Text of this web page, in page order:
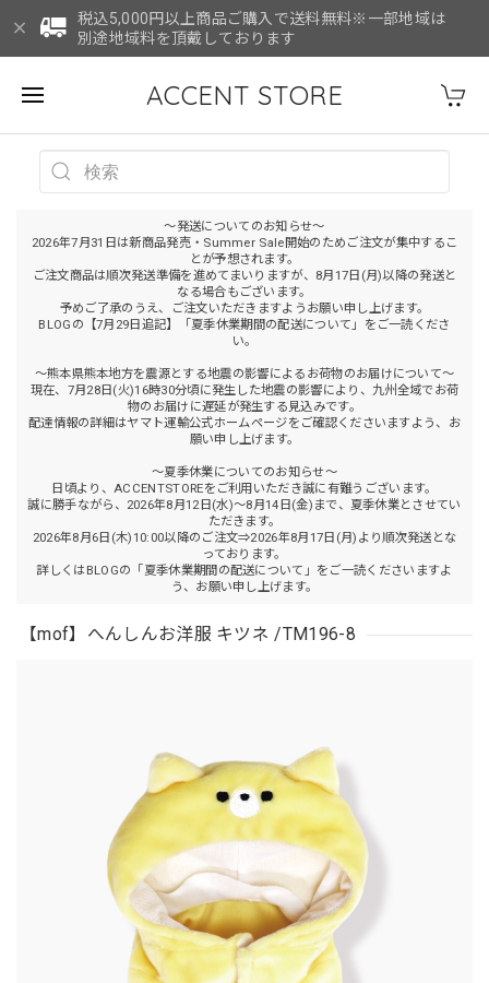
税込5,000円以上商品ご購入で送料無料※一部地域は
別途地域料を頂戴しております
ACCENT STORE
～発送についてのお知らせ～
2026年7月31日は新商品発売・Summer Sale開始のためご注文が集中するこ
とが予想されます。
ご注文商品は順次発送準備を進めてまいりますが、8月17日(月)以降の発送と
なる場合もございます。
予めご了承のうえ、ご注文いただきますようお願い申し上げます。
BLOGの【7月29日追記】「夏季休業期間の配送について」をご一読くださ
い。
～熊本県熊本地方を震源とする地震の影響によるお荷物のお届けについて～
現在、7月28日(火)16時30分頃に発生した地震の影響により、九州全域でお荷
物のお届けに遅延が発生する見込みです。
配達情報の詳細はヤマト運輸公式ホームページをご確認くださいますよう、お
願い申し上げます。
～夏季休業についてのお知らせ～
日頃より、ACCENTSTOREをご利用いただき誠に有難うございます。
誠に勝手ながら、2026年8月12日(水)～8月14日(金)まで、夏季休業とさせてい
ただきます。
2026年8月6日(木)10:00以降のご注文⇒2026年8月17日(月)より順次発送とな
っております。
詳しくはBLOGの「夏季休業期間の配送について」をご一読くださいますよ
う、お願い申し上げます。
【mof】へんしんお洋服 キツネ /TM196-8